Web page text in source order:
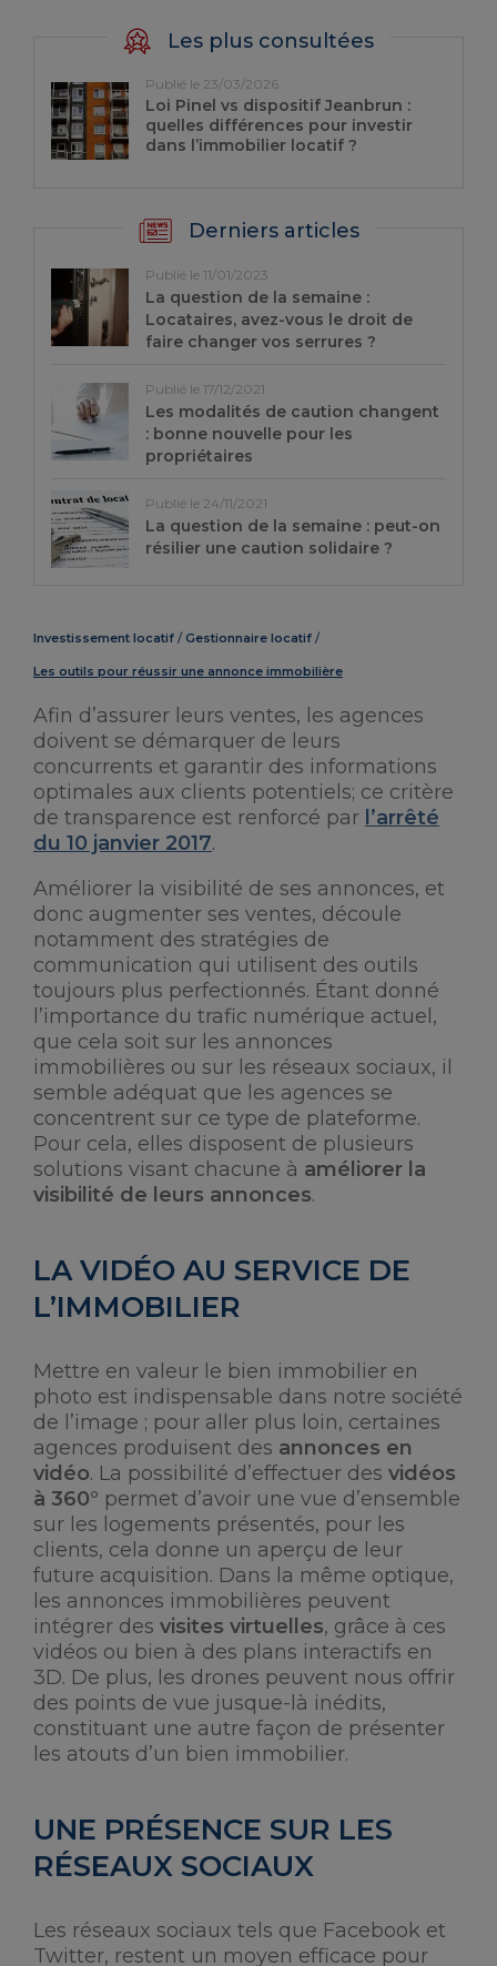
Investissement locatif Gestionnaire locatif
Les outils pour réussir une annonce immobilière
Afin d’assurer leurs ventes, les agences
doivent se démarquer de leurs
concurrents et garantir des informations
optimales aux clients potentiels; ce critère
de transparence est renforcé par l’arrêté
du 10 janvier 2017.
Améliorer la visibilité de ses annonces, et
donc augmenter ses ventes, découle
notamment des stratégies de
communication qui utilisent des outils
toujours plus perfectionnés. Étant donné
l’importance du trafic numérique actuel,
que cela soit sur les annonces
immobilières ou sur les réseaux sociaux, il
semble adéquat que les agences se
concentrent sur ce type de plateforme.
Pour cela, elles disposent de plusieurs
solutions visant chacune à améliorer la
visibilité de leurs annonces.
LA VIDÉO AU SERVICE DE
L’IMMOBILIER
Mettre en valeur le bien immobilier en
photo est indispensable dans notre société
de l’image ; pour aller plus loin, certaines
agences produisent des annonces en
vidéo. La possibilité d’effectuer des vidéos
à 360° permet d’avoir une vue d’ensemble
sur les logements présentés, pour les
clients, cela donne un aperçu de leur
future acquisition. Dans la même optique,
les annonces immobilières peuvent
intégrer des visites virtuelles, grâce à ces
vidéos ou bien à des plans interactifs en
3D. De plus, les drones peuvent nous offrir
des points de vue jusque-là inédits,
constituant une autre façon de présenter
les atouts d’un bien immobilier.
UNE PRÉSENCE SUR LES
RÉSEAUX SOCIAUX
Les réseaux sociaux tels que Facebook et
Twitter, restent un moyen efficace pour
Les plus consultées
Publié le 23/03/2026
Loi Pinel vs dispositif Jeanbrun :
quelles différences pour investir
dans l’immobilier locatif ?
Derniers articles
Publié le 11/01/2023
La question de la semaine :
Locataires, avez-vous le droit de
faire changer vos serrures ?
Publié le 17/12/2021
Les modalités de caution changent
: bonne nouvelle pour les
propriétaires
Publié le 24/11/2021
La question de la semaine : peut-on
résilier une caution solidaire ?